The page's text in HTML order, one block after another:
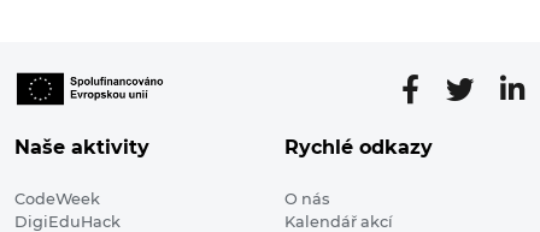
Naše aktivity
CodeWeek
DigiEduHack
Rychlé odkazy
O nás
Kalendář akcí